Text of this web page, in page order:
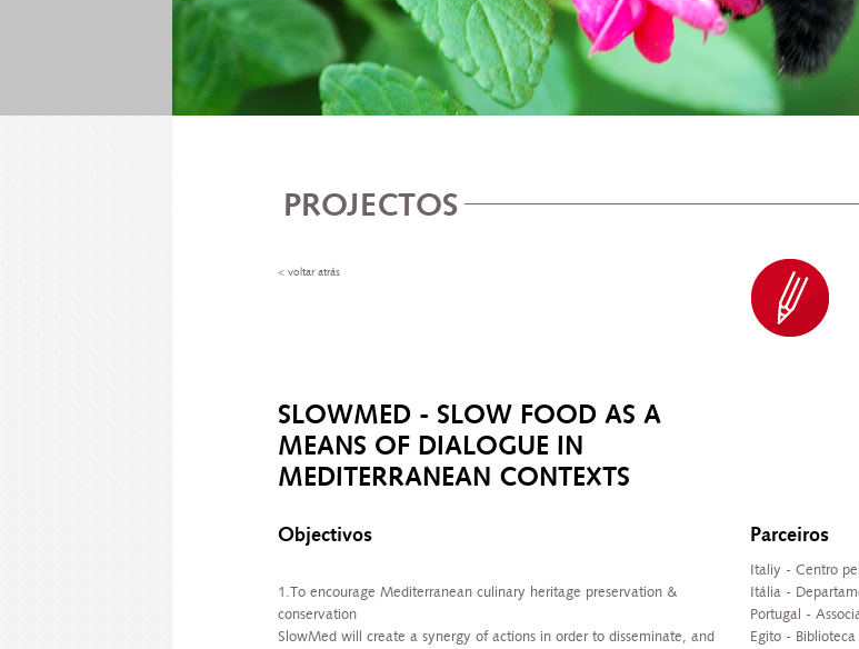
PROJECTOS
< voltar atrás
SLOWMED - SLOW FOOD AS A
MEANS OF DIALOGUE IN
MEDITERRANEAN CONTEXTS
Objectivos
1.To encourage Mediterranean culinary heritage preservation &
conservation
SlowMed will create a synergy of actions in order to disseminate, and
Parceiros
Italiy - Centro
Itália -
Portugal -
Egito -